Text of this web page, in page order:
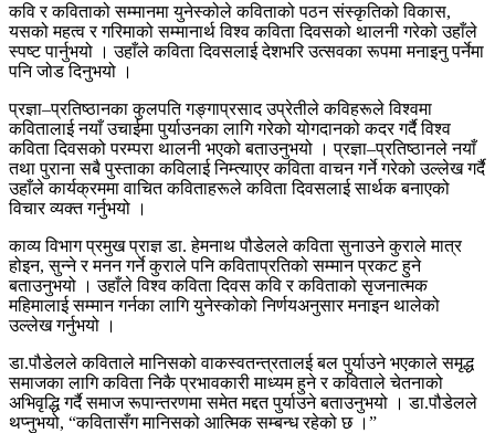
कवि र कविताको सम्मानमा युनेस्कोले कविताको पठन संस्कृतिको विकास,
यसको महत्व र गरिमाको सम्मानार्थ विश्व कविता दिवसको थालनी गरेको उहाँले
स्पष्ट पार्नुभयो । उहाँले कविता दिवसलाई देशभरि उत्सवका रूपमा मनाइनु पर्नेमा
पनि जोड दिनुभयो ।
प्रज्ञा–प्रतिष्ठानका कुलपति गङ्गाप्रसाद उप्रेतीले कविहरूले विश्वमा
कवितालाई नयाँ उचाईमा पुर्याउनका लागि गरेको योगदानको कदर गर्दै विश्व
कविता दिवसको परम्परा थालनी भएको बताउनुभयो । प्रज्ञा–प्रतिष्ठानले नयाँ
तथा पुराना सबै पुस्ताका कविलाई निम्त्याएर कविता वाचन गर्ने गरेको उल्लेख गर्दै
उहाँले कार्यक्रममा वाचित कविताहरूले कविता दिवसलाई सार्थक बनाएको
विचार व्यक्त गर्नुभयो ।
काव्य विभाग प्रमुख प्राज्ञ डा. हेमनाथ पौडेलले कविता सुनाउने कुराले मात्र
होइन, सुन्ने र मनन गर्ने कुराले पनि कविताप्रतिको सम्मान प्रकट हुने
बताउनुभयो । उहाँले विश्व कविता दिवस कवि र कविताको सृजनात्मक
महिमालाई सम्मान गर्नका लागि युनेस्कोको निर्णयअनुसार मनाइन थालेको
उल्लेख गर्नुभयो ।
डा.पौडेलले कविताले मानिसको वाकस्वतन्त्रतालई बल पुर्याउने भएकाले समृद्ध
समाजका लागि कविता निकै प्रभावकारी माध्यम हुने र कविताले चेतनाको
अभिवृद्धि गर्दै समाज रूपान्तरणमा समेत मद्दत पुर्याउने बताउनुभयो । डा.पौडेलले
थप्नुभयो, “कवितासँग मानिसको आत्मिक सम्बन्ध रहेको छ ।”